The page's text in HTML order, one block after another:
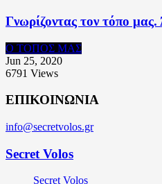
Γνωρίζοντας τον τόπο
Ο ΤΟΠΟΣ ΜΑΣ
Jun 25, 2020
6791 Views
ΕΠΙΚΟΙΝΩΝΙΑ
info@secretvolos.gr
Secret Volos
Secret Volos